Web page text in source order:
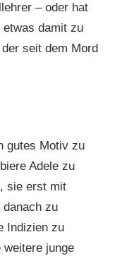
– oder hat
damit zu
seit dem Mord
gutes Motiv zu
Adele zu
sie erst mit
danach zu
Indizien zu
weitere junge